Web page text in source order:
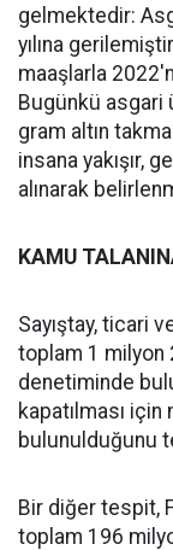
gelmektedir:
yılına
maaşlarla
Bugünkü asgari
gram altın
insana yakışır,
alınarak
KAMU
Sayıştay, ticari
toplam 1 milyon
denetiminde
kapatılması için
bulunulduğunu
Bir diğer tespit,
toplam 196